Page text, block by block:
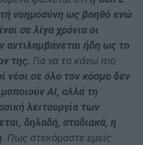
νοημοσύνη ως βοηθό ενώ
σε λίγα χρόνια οι
αντιλαμβάνεται ήδη ως το
της. Για να το κάνω πιο
νέοι σε όλο τον κόσμο δεν
ΑΙ, αλλά τη
λειτουργία των
δηλαδή, σταδιακά, η
. Πως στεκόμαστε εμείς